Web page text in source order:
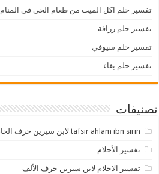
تفسير حلم اكل الميت من طعام الحي في المنام
تفسير حلم زرافة
تفسير حلم سيوفي
تفسير حلم بغاء
تصنيفات
tafsir ahlam ibn sirin لابن سيرين حرف الخاء
تفسير الأحلام
تفسير الاحلام لابن سيرين حرف الألف